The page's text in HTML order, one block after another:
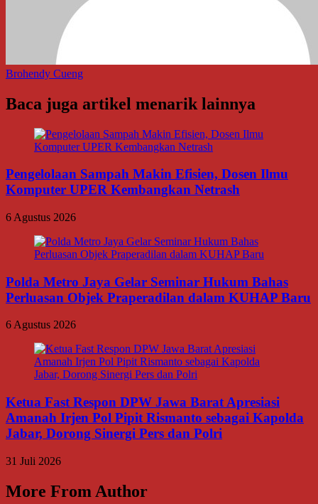
Brohendy Cueng
Baca juga artikel menarik lainnya
Pengelolaan Sampah Makin Efisien, Dosen Ilmu
Komputer UPER Kembangkan Netrash
6 Agustus 2026
Polda Metro Jaya Gelar Seminar Hukum Bahas
Perluasan Objek Praperadilan dalam KUHAP Baru
6 Agustus 2026
Ketua Fast Respon DPW Jawa Barat Apresiasi
Amanah Irjen Pol Pipit Rismanto sebagai Kapolda
Jabar, Dorong Sinergi Pers dan Polri
31 Juli 2026
More From Author